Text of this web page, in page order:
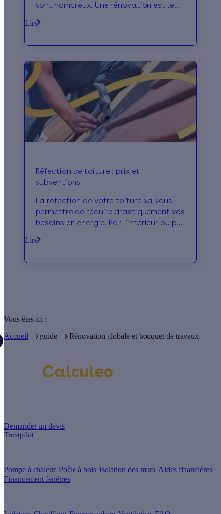
sont nombreux. Une rénovation est le
Lire
Réfection de toiture : prix et
subventions
La réfection de votre toiture va vous
permettre de réduire drastiquement vos
besoins en énergie. Par l'intérieur ou par
Lire
Vous êtes ici :
Accueil
guide Rénovation globale et bouquet de travaux
Demander un devis
Trustpilot
Pompe à chaleur Poêle à bois Isolation des murs Aides financières
Financement fenêtres